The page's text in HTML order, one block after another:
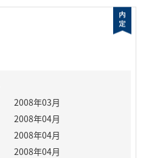
2008年03月
2008年04月
2008年04月
2008年04月